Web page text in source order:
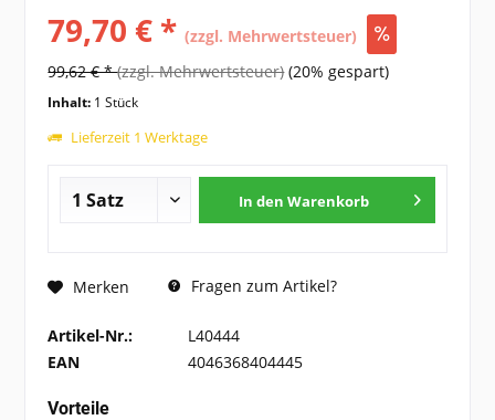
79,70 € *(zzgl. Mehrwertsteuer)
99,62 € *(zzgl. Mehrwertsteuer) (20% gespart)
Inhalt: 1 Stück
Lieferzeit 1 Werktage
In den Warenkorb
Merken Fragen zum Artikel?
Artikel-Nr.:
L40444
EAN
4046368404445
Vorteile